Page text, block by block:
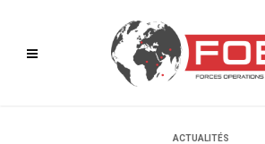
ACTUALITÉS